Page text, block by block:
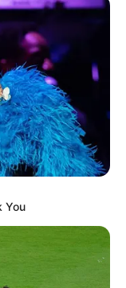
You